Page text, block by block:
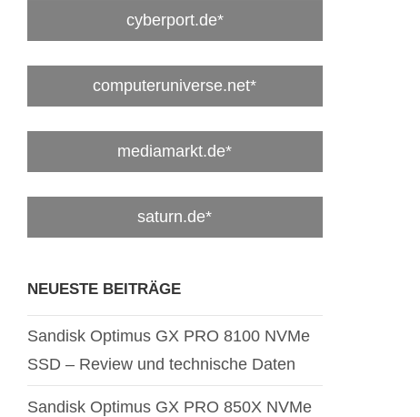
cyberport.de*
computeruniverse.net*
mediamarkt.de*
saturn.de*
NEUESTE BEITRÄGE
Sandisk Optimus GX PRO 8100 NVMe
SSD – Review und technische Daten
Sandisk Optimus GX PRO 850X NVMe